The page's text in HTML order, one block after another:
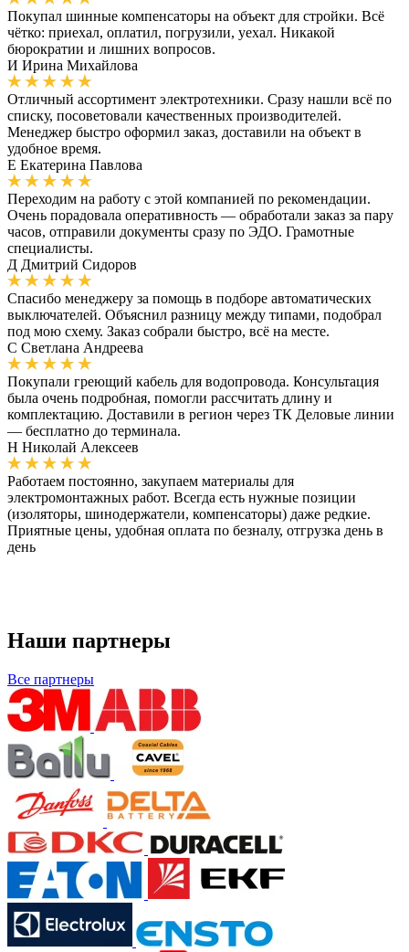
Покупал шинные компенсаторы на объект для стройки. Всё
чётко: приехал, оплатил, погрузили, уехал. Никакой
бюрократии и лишних вопросов.
И Ирина Михайлова
Отличный ассортимент электротехники. Сразу нашли всё по
списку, посоветовали качественных производителей.
Менеджер быстро оформил заказ, доставили на объект в
удобное время.
Е Екатерина Павлова
Переходим на работу с этой компанией по рекомендации.
Очень порадовала оперативность — обработали заказ за пару
часов, отправили документы сразу по ЭДО. Грамотные
специалисты.
Д Дмитрий Сидоров
Спасибо менеджеру за помощь в подборе автоматических
выключателей. Объяснил разницу между типами, подобрал
под мою схему. Заказ собрали быстро, всё на месте.
С Светлана Андреева
Покупали греющий кабель для водопровода. Консультация
была очень подробная, помогли рассчитать длину и
комплектацию. Доставили в регион через ТК Деловые линии
— бесплатно до терминала.
Н Николай Алексеев
Работаем постоянно, закупаем материалы для
электромонтажных работ. Всегда есть нужные позиции
(изоляторы, шинодержатели, компенсаторы) даже редкие.
Приятные цены, удобная оплата по безналу, отгрузка день в
день
Наши партнеры
Все партнеры